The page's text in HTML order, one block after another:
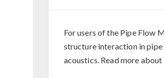
For users of the Pipe Flow
structure interaction in
acoustics. Read more